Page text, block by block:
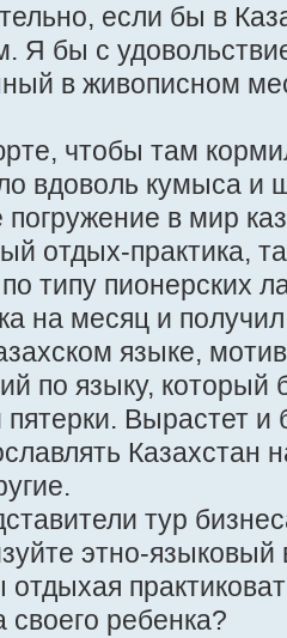
если бы в
Я бы с
в живописном
чтобы там
вдоволь кумыса и
в мир
отдых-практика,
типу пионерских
на месяц и
языке,
по языку, который
пятерки. Вырастет
Казахстан
тур
этно-
ребенка?